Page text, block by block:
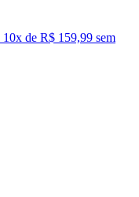
10x de R$ 159,99 sem